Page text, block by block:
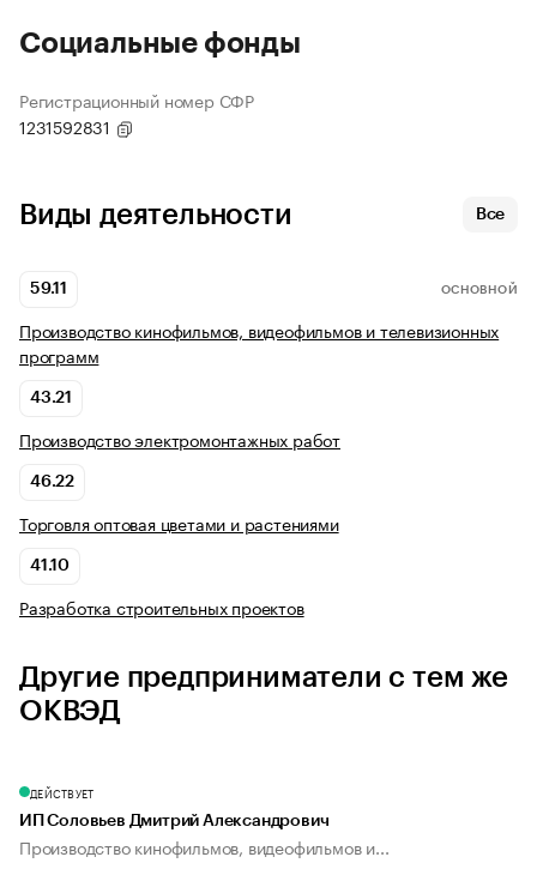
Социальные фонды
Регистрационный номер СФР
1231592831
Виды деятельности Все
59.11 ОСНОВНОЙ
Производство кинофильмов, видеофильмов и телевизионных
программ
43.21
Производство электромонтажных работ
46.22
Торговля оптовая цветами и растениями
41.10
Разработка строительных проектов
Другие предприниматели с тем же
ОКВЭД
ДЕЙСТВУЕТ
ИП Соловьев Дмитрий Александрович
Производство кинофильмов, видеофильмов и...